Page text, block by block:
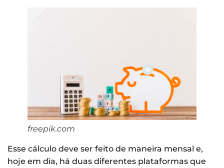
freepik.com
Esse cálculo deve ser feito de maneira mensal e,
hoje em dia, há duas diferentes plataformas que